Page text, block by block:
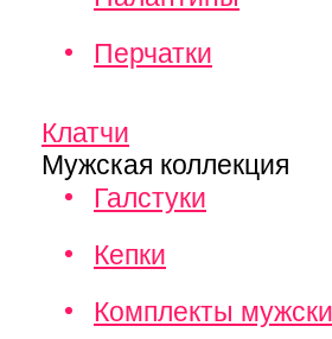
Перчатки
Клатчи
Мужская коллекция
Галстуки
Кепки
Комплекты